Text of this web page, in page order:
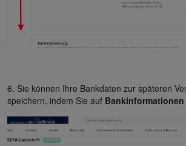
6. Sie können Ihre Bankdaten zur späteren
speichern, indem Sie auf